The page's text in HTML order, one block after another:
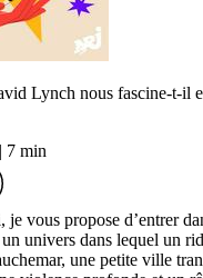
Lynch nous fascine-t-il
7 min
je vous propose d’entrer
univers dans lequel un
une petite ville